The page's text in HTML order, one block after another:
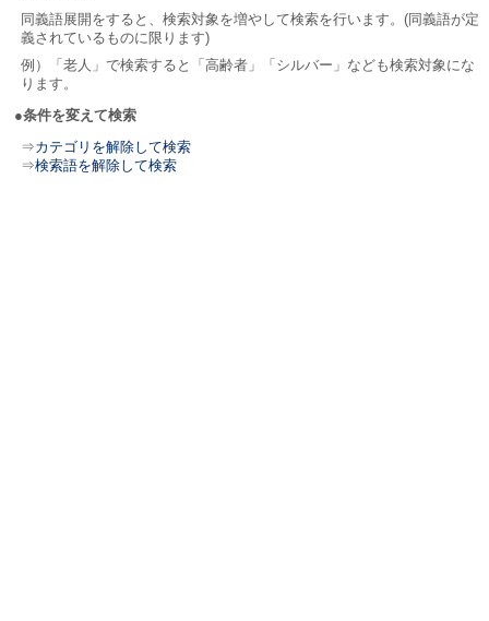
同義語展開をすると、検索対象を増やして検索を行います。(同義語が定
義されているものに限ります)
例）「老人」で検索すると「高齢者」「シルバー」なども検索対象にな
ります。
●条件を変えて検索
⇒カテゴリを解除して検索
⇒検索語を解除して検索